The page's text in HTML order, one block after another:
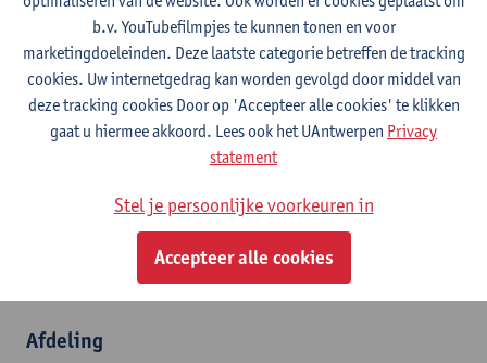
Contact
Stadscampus
Prinsstraat 13
2000 Antwerpen, BEL
Afdeling
b.v. YouTubefilmpjes te kunnen tonen en voor
marketingdoeleinden. Deze laatste categorie betreffen de tracking
cookies. Uw internetgedrag kan worden gevolgd door middel van
deze tracking cookies Door op 'Accepteer alle cookies' te klikken
gaat u hiermee akkoord. Lees ook het UAntwerpen Privacy
statement
Stel je persoonlijke voorkeuren in
Accepteer alle cookies